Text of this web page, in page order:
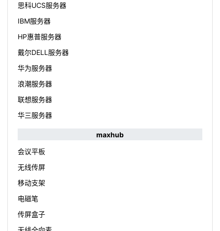
思科UCS服务器
IBM服务器
HP惠普服务器
戴尔DELL服务器
华为服务器
浪潮服务器
联想服务器
华三服务器
maxhub
会议平板
无线传屏
移动支架
电磁笔
传屏盒子